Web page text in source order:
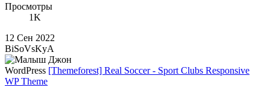
Просмотры
1K
12 Сен 2022
BiSoVsKyA
WordPress [Themeforest] Real Soccer - Sport Clubs Responsive
WP Theme